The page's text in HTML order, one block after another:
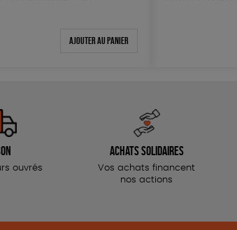
Ajouter au panier
ouvrés
Achats solidaires
Vos achats financent
nos actions